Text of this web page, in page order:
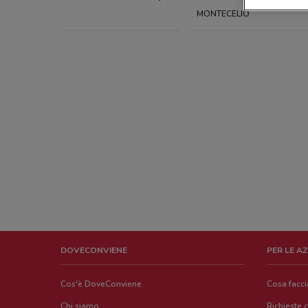
MONTECELIO
DOVECONVIENE
Cos'è DoveConviene
PER LE
Cosa